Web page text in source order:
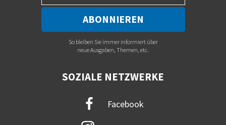
So bleiben Sie immer informiert über
neue Ausgaben, Themen, etc.
SOZIALE NETZWERKE
Facebook